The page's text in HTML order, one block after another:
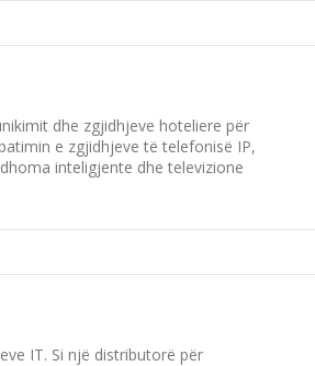
dhe zgjidhjeve hoteliere për
e zgjidhjeve të telefonisë IP,
inteligjente dhe televizione
IT. Si një distributorë për